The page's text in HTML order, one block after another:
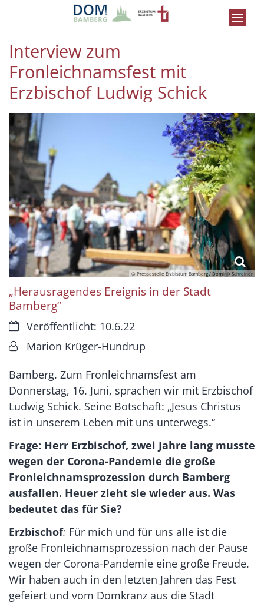
Zum Inhalt springen
Interview zum
Fronleichnamsfest mit
Erzbischof Ludwig Schick
© Pressestelle Erzbistum Bamberg / Dominik Schreiner
„Herausragendes Ereignis in der Stadt
Bamberg“
Datum:Veröffentlicht: 10.6.22
Von:Marion Krüger-Hundrup
Bamberg. Zum Fronleichnamsfest am
Donnerstag, 16. Juni, sprachen wir mit Erzbischof
Ludwig Schick. Seine Botschaft: „Jesus Christus
ist in unserem Leben mit uns unterwegs.“
Frage: Herr Erzbischof, zwei Jahre lang musste
wegen der Corona-Pandemie die große
Fronleichnamsprozession durch Bamberg
ausfallen. Heuer zieht sie wieder aus. Was
bedeutet das für Sie?
Erzbischof: Für mich und für uns alle ist die
große Fronleichnamsprozession nach der Pause
wegen der Corona-Pandemie eine große Freude.
Wir haben auch in den letzten Jahren das Fest
gefeiert und vom Domkranz aus die Stadt